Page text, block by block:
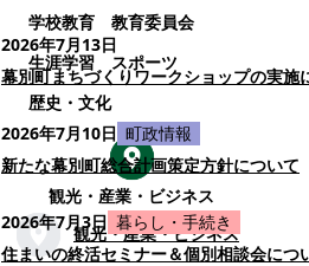
学校教育
教育委員会
生涯学習
スポーツ
歴史・文化
観光・産業・ビジネス
観光・産業・ビジネス
2026年7月13日
幕別町まちづくりワークショップの実施
2026年7月10日 町政情報
新たな幕別町総合計画策定方針について
2026年7月3日 暮らし・手続き
住まいの終活セミナー＆個別相談会につ